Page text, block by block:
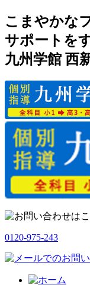
こまやかな
サポートを
九州学館 西
0120-975-243